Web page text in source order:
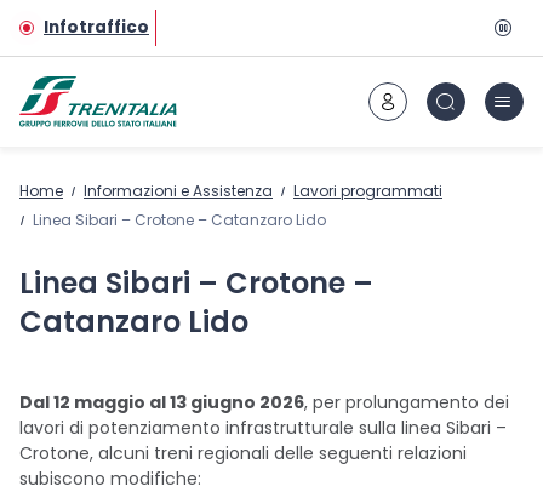
Vai al contenuto principale
Infotraffico
Home Informazioni e Assistenza
Lavori programmati
Linea Sibari – Crotone – Catanzaro Lido
Linea Sibari – Crotone –
Catanzaro Lido
Dal 12 maggio al 13 giugno 2026, per prolungamento dei
lavori di potenziamento infrastrutturale sulla linea Sibari –
Crotone, alcuni treni regionali delle seguenti relazioni
subiscono modifiche: